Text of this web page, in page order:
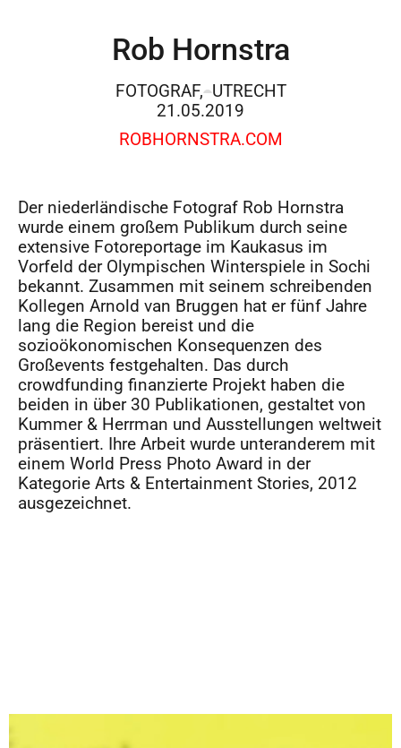
Rob Hornstra
FOTOGRAF, UTRECHT
21.05.2019
ROBHORNSTRA.COM
Der niederländische Fotograf Rob Hornstra
wurde einem großem Publikum durch seine
extensive Fotoreportage im Kaukasus im
Vorfeld der Olympischen Winterspiele in Sochi
bekannt. Zusammen mit seinem schreibenden
Kollegen Arnold van Bruggen hat er fünf Jahre
lang die Region bereist und die
sozioökonomischen Konsequenzen des
Großevents festgehalten. Das durch
crowdfunding finanzierte Projekt haben die
beiden in über 30 Publikationen, gestaltet von
Kummer & Herrman und Ausstellungen weltweit
präsentiert. Ihre Arbeit wurde unteranderem mit
einem World Press Photo Award in der
Kategorie Arts & Entertainment Stories, 2012
ausgezeichnet.